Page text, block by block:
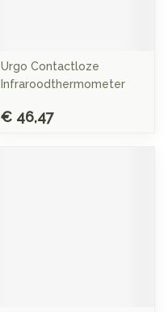
Urgo Contactloze
Infraroodthermometer
€ 46,47